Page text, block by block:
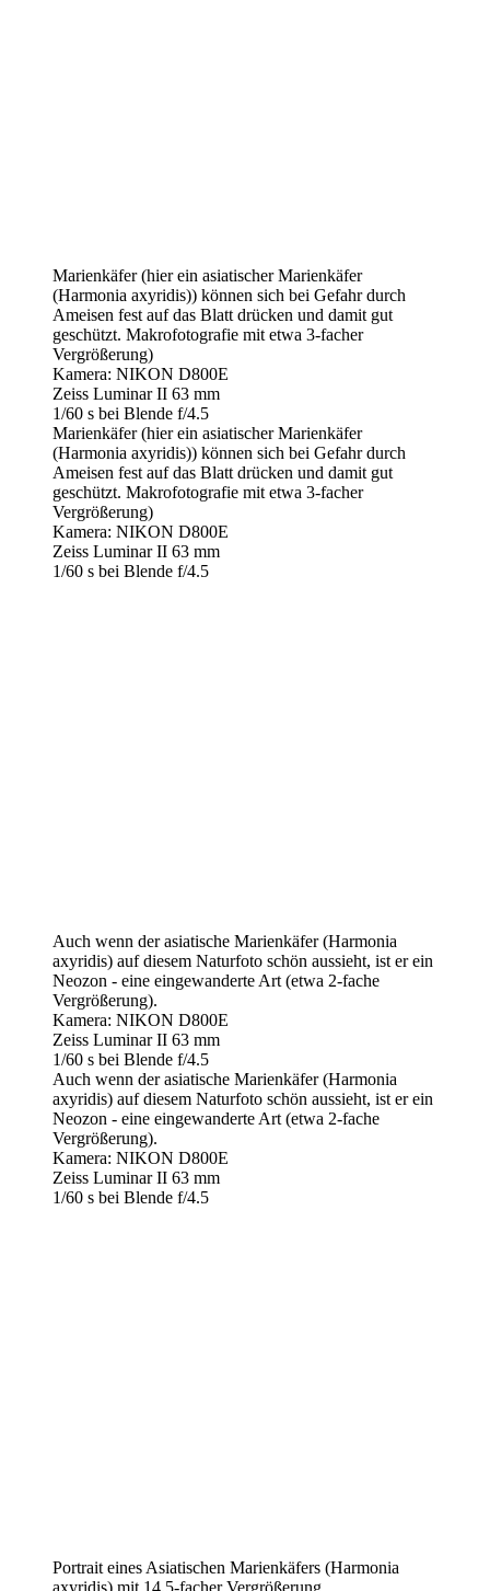
Marienkäfer (hier ein asiatischer Marienkäfer
(Harmonia axyridis)) können sich bei Gefahr durch
Ameisen fest auf das Blatt drücken und damit gut
geschützt. Makrofotografie mit etwa 3-facher
Vergrößerung)
Kamera: NIKON D800E
Zeiss Luminar II 63 mm
1/60 s bei Blende f/4.5
Marienkäfer (hier ein asiatischer Marienkäfer
(Harmonia axyridis)) können sich bei Gefahr durch
Ameisen fest auf das Blatt drücken und damit gut
geschützt. Makrofotografie mit etwa 3-facher
Vergrößerung)
Kamera: NIKON D800E
Zeiss Luminar II 63 mm
1/60 s bei Blende f/4.5
Auch wenn der asiatische Marienkäfer (Harmonia
axyridis) auf diesem Naturfoto schön aussieht, ist er ein
Neozon - eine eingewanderte Art (etwa 2-fache
Vergrößerung).
Kamera: NIKON D800E
Zeiss Luminar II 63 mm
1/60 s bei Blende f/4.5
Auch wenn der asiatische Marienkäfer (Harmonia
axyridis) auf diesem Naturfoto schön aussieht, ist er ein
Neozon - eine eingewanderte Art (etwa 2-fache
Vergrößerung).
Kamera: NIKON D800E
Zeiss Luminar II 63 mm
1/60 s bei Blende f/4.5
Portrait eines Asiatischen Marienkäfers (Harmonia
axyridis) mit 14,5-facher Vergrößerung